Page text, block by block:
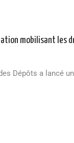
mobilisant les
Dépôts a lancé